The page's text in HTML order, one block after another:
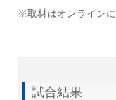
※取材はオンラインに
試合結果